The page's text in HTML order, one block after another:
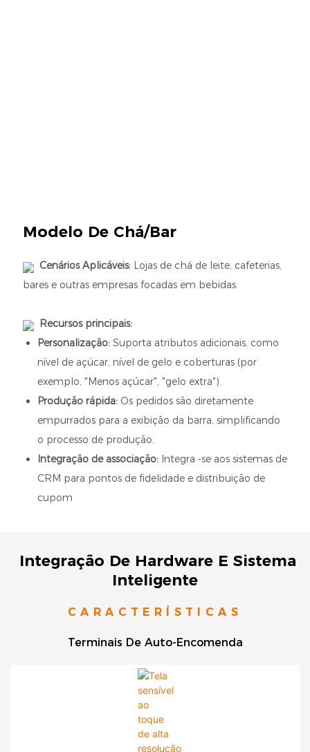
Modelo De Chá/bar
Cenários Aplicáveis: Lojas de chá de leite, cafeterias,
bares e outras empresas focadas em bebidas.
Recursos principais:
Personalização: Suporta atributos adicionais, como
nível de açúcar, nível de gelo e coberturas (por
exemplo, "Menos açúcar", "gelo extra").
Produção rápida: Os pedidos são diretamente
empurrados para a exibição da barra, simplificando
o processo de produção.
Integração de associação: Integra -se aos sistemas de
CRM para pontos de fidelidade e distribuição de
cupom
Integração De Hardware E Sistema
Inteligente
CARACTERÍSTICAS
Terminais De Auto-Encomenda